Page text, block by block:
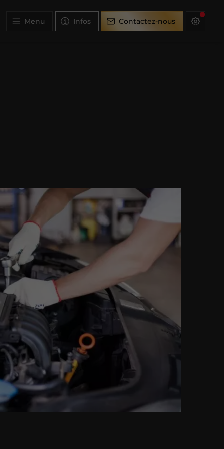
Menu Infos Contactez-nous